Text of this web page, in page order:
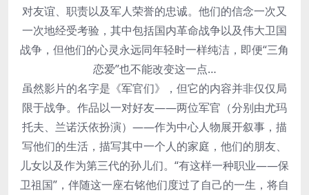
对友谊、职责以及军人荣誉的忠诚。他们的信念一次又
一次地经受考验，其中包括国内革命战争以及伟大卫国
战争，但他们的心灵永远同年轻时一样纯洁，即便“三角
恋爱”也不能改变这一点…
虽然影片的名字是《军官们》，但它的内容并非仅仅局
限于战争。作品以一对好友——两位军官（分别由尤玛
托夫、兰诺沃依扮演）——作为中心人物展开叙事，描
写他们的生活，描写其中一个人的家庭，他们的朋友、
儿女以及作为第三代的孙儿们。“有这样一种职业——保
卫祖国”，伴随这一座右铭他们度过了自己的一生，将自